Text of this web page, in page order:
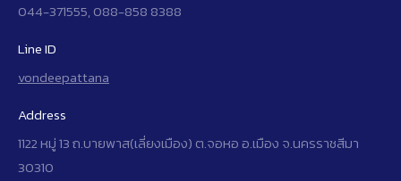
044-371555, 088-858 8388
Line ID
vondeepattana
Address
1122 หมู่ 13 ถ.บายพาส(เลี่ยงเมือง) ต.จอหอ อ.เมือง จ.นครราชสีมา
30310